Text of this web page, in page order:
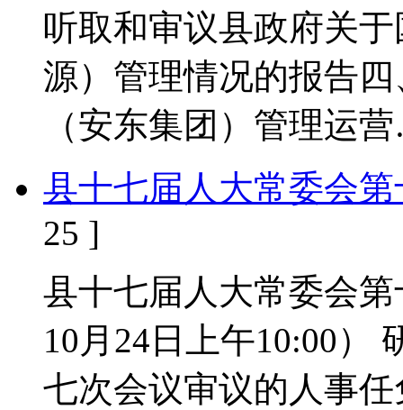
听取和审议县政府关
源）管理情况的报告
（安东集团）管理运
县十七届人大常委会
25 ]
县十七届人大常委会
10月24日上午10:00）
七次会议审议的人事